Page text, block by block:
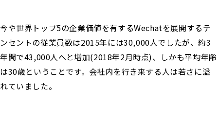
今や世界トップ5の企業価値を有するWechatを展開するテ
ンセントの従業員数は2015年には30,000人でしたが、約3
年間で43,000人へと増加(2018年2月時点)、しかも平均年齢
は30歳ということです。会社内を行き来する人は若さに溢
れていました。